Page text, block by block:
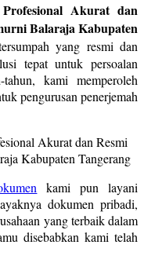
Akurat dan
Balaraja Kabupaten
yang resmi dan
tepat untuk persoalan
kami memperoleh
pengurusan penerjemah
kami pun layani
dokumen pribadi,
yang terbaik dalam
disebabkan kami telah